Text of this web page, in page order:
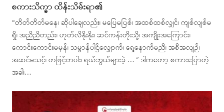
စကားသိက္ခာ ထိန်းသိမ်းရာ၏
“တိတ်တိတ်မနေ၊ ဆိုပါချေလည်း၊ မပြေမပြစ်၊ အထစ်ထစ်လျှင်၊ ကျစ်လျစ်မ
ရှိ၊ အညိညိတည်း၊ ဟုတ်လိနိုးနိုး၊ ဆင်ကန်းတိုးသို့၊ အကျိုးအကြောင်း၊
ကောင်းကောင်းမမှန်၊ သမ္ဗာန်ပါဌ်လျှောက်၊ ရှေ့နောက်မညီ၊ အစီအလျဉ်၊
အဆင်မသင့်၊ တဖြင့်တပါး၊ ရယ်ဘွယ်များခဲ့ … “ ဒါကတော့ စကားပြောတဲ့
အခါ၊…